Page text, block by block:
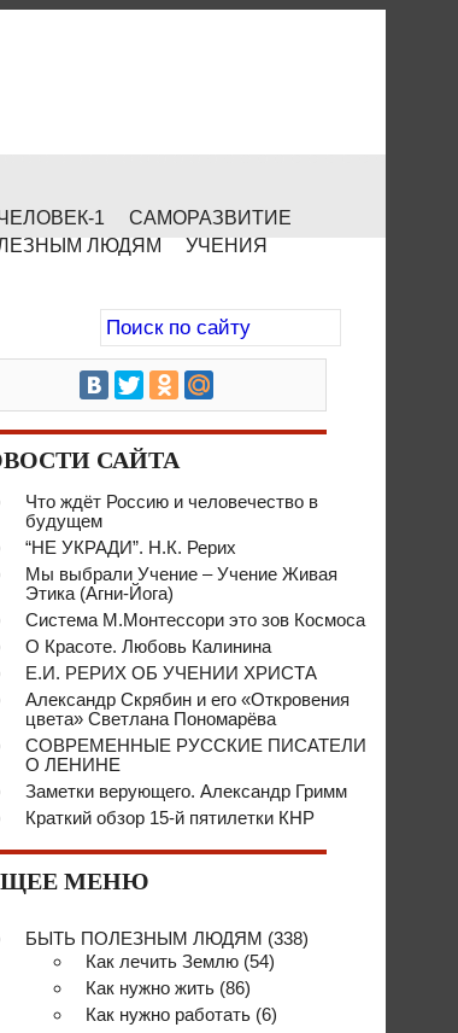
1
САМОРАЗВИТИЕ
ЛЮДЯМ
УЧЕНИЯ
САЙТА
Что ждёт Россию и человечество в
будущем
“НЕ УКРАДИ”. Н.К. Рерих
Мы выбрали Учение – Учение Живая
Этика (Агни-Йога)
Система М.Монтессори это зов Космоса
О Красоте. Любовь Калинина
Е.И. РЕРИХ ОБ УЧЕНИИ ХРИСТА
Александр Скрябин и его «Откровения
цвета» Светлана Пономарёва
СОВРЕМЕННЫЕ РУССКИЕ ПИСАТЕЛИ
О ЛЕНИНЕ
Заметки верующего. Александр Гримм
Краткий обзор 15-й пятилетки КНР
МЕНЮ
БЫТЬ ПОЛЕЗНЫМ ЛЮДЯМ (338)
Как лечить Землю (54)
Как нужно жить (86)
Как нужно работать (6)